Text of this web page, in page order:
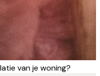
van je woning?